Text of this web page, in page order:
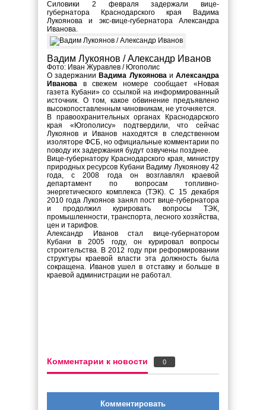
Силовики 2 февраля задержали вице-
губернатора Краснодарского края Вадима
Лукоянова и экс-вице-губернатора Александра
Иванова.
Вадим Лукоянов / Александр Иванов
Фото: Иван Журавлев / Югополис
О задержании Вадима ЛукояноваиАлександра
Иванова в свежем номере сообщает «Новая
газета Кубани» со ссылкой на информированный
источник. О том, какое обвинение предъявлено
высокопоставленным чиновникам, не уточняется.
В правоохранительных органах Краснодарского
края «Югополису» подтвердили, что сейчас
Лукоянов и Иванов находятся в следственном
изоляторе ФСБ, но официальные комментарии по
поводу их задержания будут озвучены позднее.
Вице-губернатору Краснодарского края, министру
природных ресурсов Кубани Вадиму Лукоянову 42
года, с 2008 года он возглавлял краевой
департамент по вопросам топливно-
энергетического комплекса (ТЭК). С 15 декабря
2010 года Лукоянов занял пост вице-губернатора
и продолжил курировать вопросы ТЭК,
промышленности, транспорта, лесного хозяйства,
цен и тарифов.
Александр Иванов стал вице-губернатором
Кубани в 2005 году, он курировал вопросы
строительства. В 2012 году при реформировании
структуры краевой власти эта должность была
сокращена. Иванов ушел в отставку и больше в
краевой администрации не работал.
Комментарии к новости 0
Комментировать